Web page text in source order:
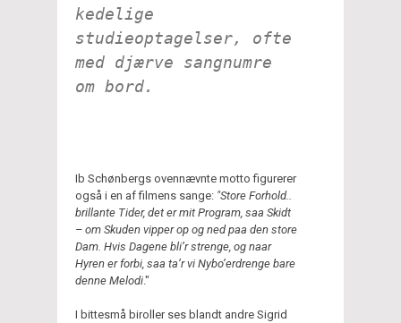
kedelige
studieoptagelser, ofte
med djærve sangnumre
om bord.
Ib Schønbergs ovennævnte motto figurerer
også i en af filmens sange: "Store Forhold..
brillante Tider, det er mit Program, saa Skidt
– om Skuden vipper op og ned paa den store
Dam. Hvis Dagene bli’r strenge, og naar
Hyren er forbi, saa ta’r vi Nybo’erdrenge bare
denne Melodi."
I bittesmå biroller ses blandt andre Sigrid